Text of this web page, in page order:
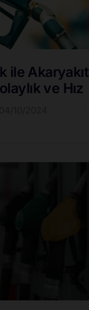
ile Akaryakıt
ve Hız